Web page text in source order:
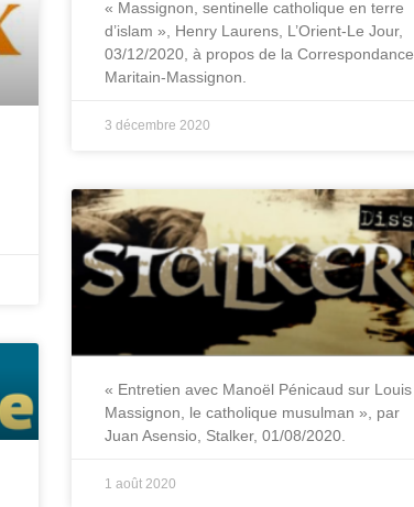
« Massignon, sentinelle catholique en terre
d’islam », Henry Laurens, L’Orient-Le Jour,
03/12/2020, à propos de la Correspondance
Maritain-Massignon.
3 décembre 2020
« Entretien avec Manoël Pénicaud sur Louis
Massignon, le catholique musulman », par
Juan Asensio, Stalker, 01/08/2020.
1 août 2020